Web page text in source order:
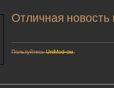
Отличная новость
ПользуйтесьUniMod-ом.